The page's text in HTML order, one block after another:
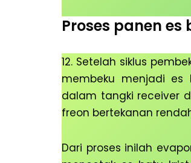
Proses panen
12. Setelah siklus
membeku menjadi
dalam tangki receiver
freon bertekanan
Dari proses inilah